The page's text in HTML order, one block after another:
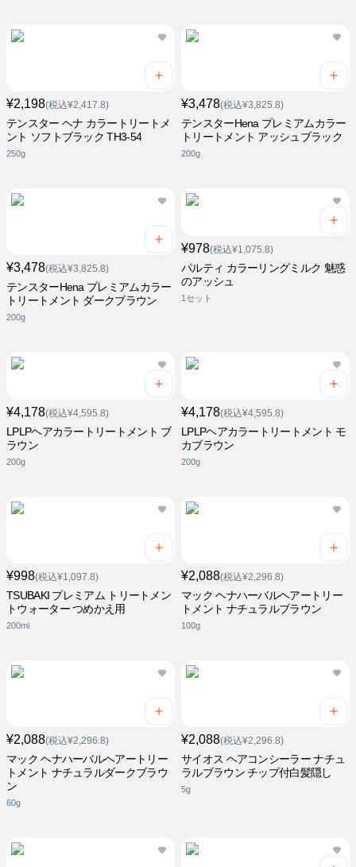
¥2,198(税込¥2,417.8)
テンスター ヘナ カラートリートメ
ント ソフトブラック TH3-54
250g
¥3,478(税込¥3,825.8)
テンスターHena プレミアムカラー
トリートメント アッシュブラック
200g
¥3,478(税込¥3,825.8)
テンスターHena プレミアムカラー
トリートメント ダークブラウン
200g
¥978(税込¥1,075.8)
パルティ カラーリングミルク 魅惑
のアッシュ
1セット
¥4,178(税込¥4,595.8)
LPLPヘアカラートリートメント ブ
ラウン
200g
¥4,178(税込¥4,595.8)
LPLPヘアカラートリートメント モ
カブラウン
200g
¥998(税込¥1,097.8)
TSUBAKI プレミアム トリートメン
トウォーター つめかえ用
200ml
¥2,088(税込¥2,296.8)
マック ヘナハーバルヘアートリー
トメント ナチュラルブラウン
100g
¥2,088(税込¥2,296.8)
マック ヘナハーバルヘアートリー
トメント ナチュラルダークブラウ
ン
60g
¥2,088(税込¥2,296.8)
サイオス ヘアコンシーラー ナチュ
ラルブラウン チップ付白髪隠し
5g